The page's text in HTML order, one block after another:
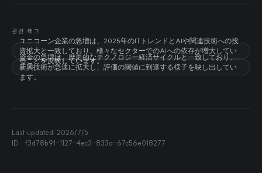
관련 태그
ユニコーン企業の急増は、2025年のITトレンドとAIや関連技術への投
資拡大と一致しており、様々なセクターでのAIへの依存が増大してい
ることを反映しています。
資金の急増は、歴史的なテクノロジー経済サイクルと一致しており、
新興技術が急速に拡大し、評価の閾値に到達する様子を映し出してい
ます。
Last updated: 2026/7/5
ID · f3d78b91-1127-4ec3-833a-67c56e018277